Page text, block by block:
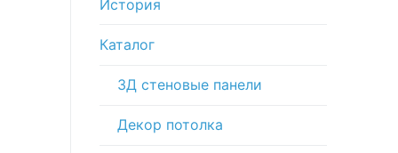
История
Каталог
3Д стеновые панели
Декор потолка